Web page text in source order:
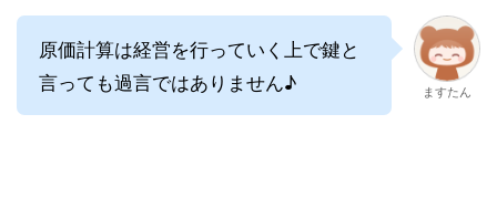
原価計算は経営を行っていく上で鍵と
言っても過言ではありません♪
ますたん